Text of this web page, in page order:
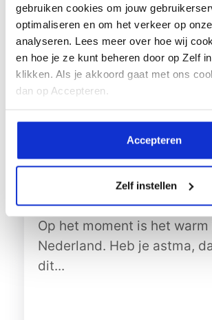
gebruiken cookies om jouw
optimaliseren en om het verkeer op
analyseren. Lees meer over hoe wij
en hoe je ze kunt beheren door op Zelf
klikken. Als je akkoord gaat met ons
dan op Accepteren.
Accepteren
Zelf instellen
Hoe kom je een hittegolf door als
Op het moment is het warm
Nederland. Heb je astma,
dit...